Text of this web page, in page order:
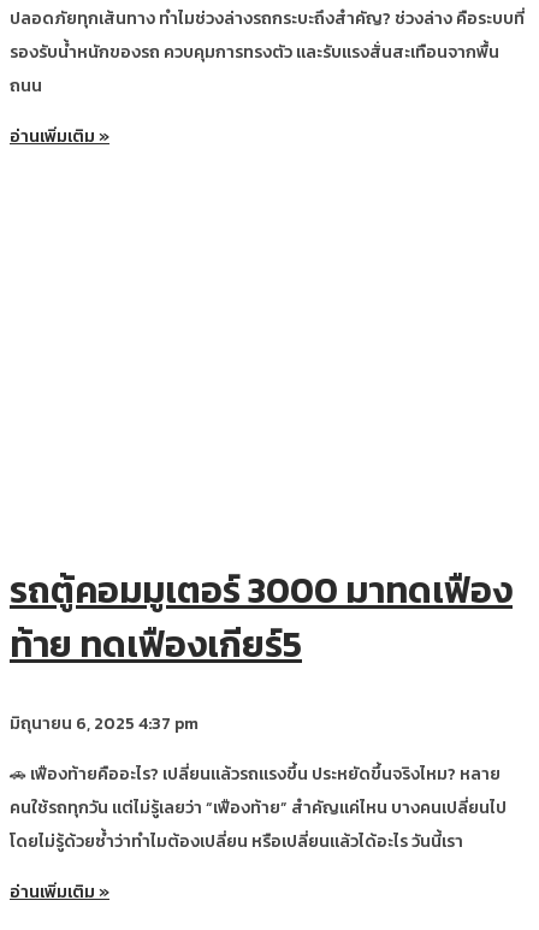
ปลอดภัยทุกเส้นทาง ทำไมช่วงล่างรถกระบะถึงสำคัญ? ช่วงล่าง คือระบบที่
รองรับน้ำหนักของรถ ควบคุมการทรงตัว และรับแรงสั่นสะเทือนจากพื้น
ถนน
อ่านเพิ่มเติม »
รถตู้คอมมูเตอร์ 3000 มาทดเฟือง
ท้าย ทดเฟืองเกียร์5
มิถุนายน 6, 20254:37 pm
🚗 เฟืองท้ายคืออะไร? เปลี่ยนแล้วรถแรงขึ้น ประหยัดขึ้นจริงไหม? หลาย
คนใช้รถทุกวัน แต่ไม่รู้เลยว่า “เฟืองท้าย” สำคัญแค่ไหน บางคนเปลี่ยนไป
โดยไม่รู้ด้วยซ้ำว่าทำไมต้องเปลี่ยน หรือเปลี่ยนแล้วได้อะไร วันนี้เรา
อ่านเพิ่มเติม »